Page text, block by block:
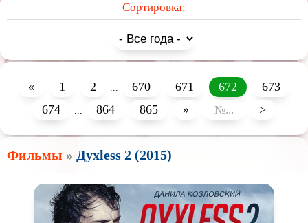
Сортировка:
« 1 2 ... 670 671 672
673
674
... 864 865 » >
Фильмы » Духless 2 (2015)